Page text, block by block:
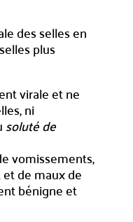
des selles en
plus
virale et ne
ni
soluté de
vomissements,
de maux de
bénigne et